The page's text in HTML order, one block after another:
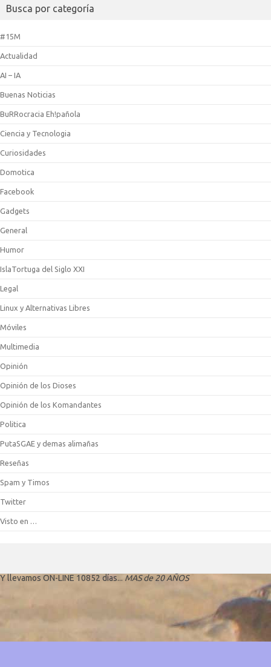
Busca por categoría
#15M
Actualidad
AI – IA
Buenas Noticias
BuRRocracia Eh!pañola
Ciencia y Tecnologia
Curiosidades
Domotica
Facebook
Gadgets
General
Humor
IslaTortuga del Siglo XXI
Legal
Linux y Alternativas Libres
Móviles
Multimedia
Opinión
Opinión de los Dioses
Opinión de los Komandantes
Politica
PutaSGAE y demas alimañas
Reseñas
Spam y Timos
Twitter
Visto en …
Y llevamos ON-LINE 10852 días... MAS de 20 AÑOS